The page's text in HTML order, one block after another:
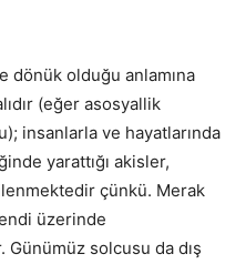
dönük olduğu anlamına
(eğer asosyallik
insanlarla ve hayatlarında
yarattığı akisler,
çünkü. Merak
üzerinde
Günümüz solcusu da dış